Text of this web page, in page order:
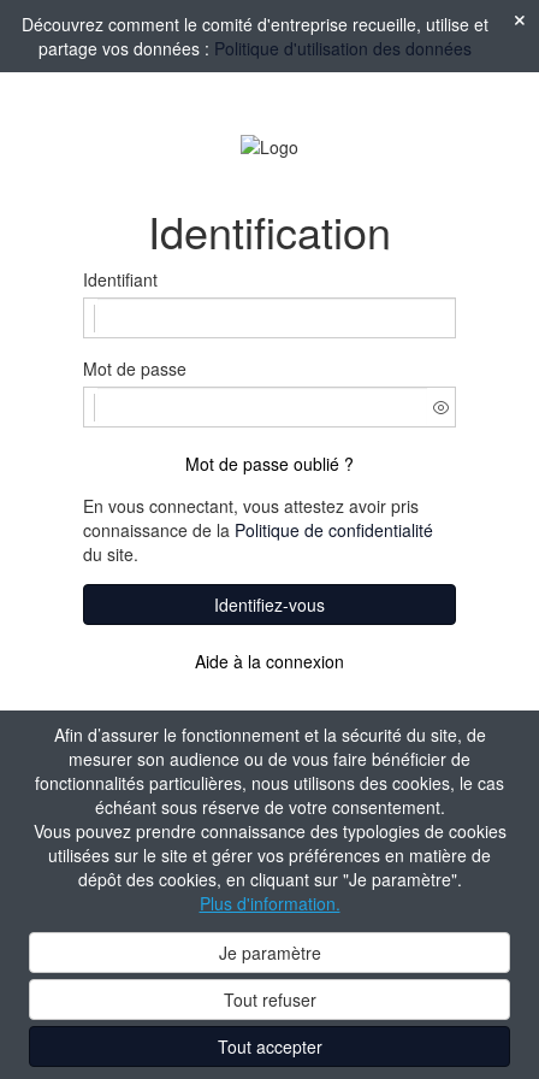
Afin d’assurer le fonctionnement et la sécurité du site, de
mesurer son audience ou de vous faire bénéficier de
fonctionnalités particulières, nous utilisons des cookies, le cas
échéant sous réserve de votre consentement.
Vous pouvez prendre connaissance des typologies de cookies
utilisées sur le site et gérer vos préférences en matière de
dépôt des cookies, en cliquant sur "Je paramètre".
Plus d'information.
Je paramètre
Tout refuser
Tout accepter
Découvrez comment le comité d'entreprise recueille, utilise et
partage vos données : Politique d'utilisation des données
Identification
Identifiant
Mot de passe
Mot de passe oublié ?
En vous connectant, vous attestez avoir pris
connaissance de la Politique de confidentialité
du site.
Identifiez-vous
Aide à la connexion